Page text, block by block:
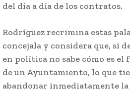
del día a día de los contratos.
Rodríguez recrimina estas
concejala y considera que, si
en política no sabe cómo es
de un Ayuntamiento, lo que
abandonar inmediatamente